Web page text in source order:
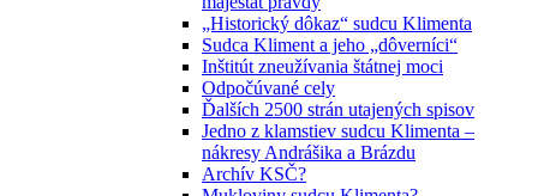
„Historický dôkaz“ sudcu Klimenta
Sudca Kliment a jeho „dôverníci“
Inštitút zneužívania štátnej moci
Odpočúvané cely
Ďalších 2500 strán utajených spisov
Jedno z klamstiev sudcu Klimenta –
nákresy Andrášika a Brázdu
Archív KSČ?